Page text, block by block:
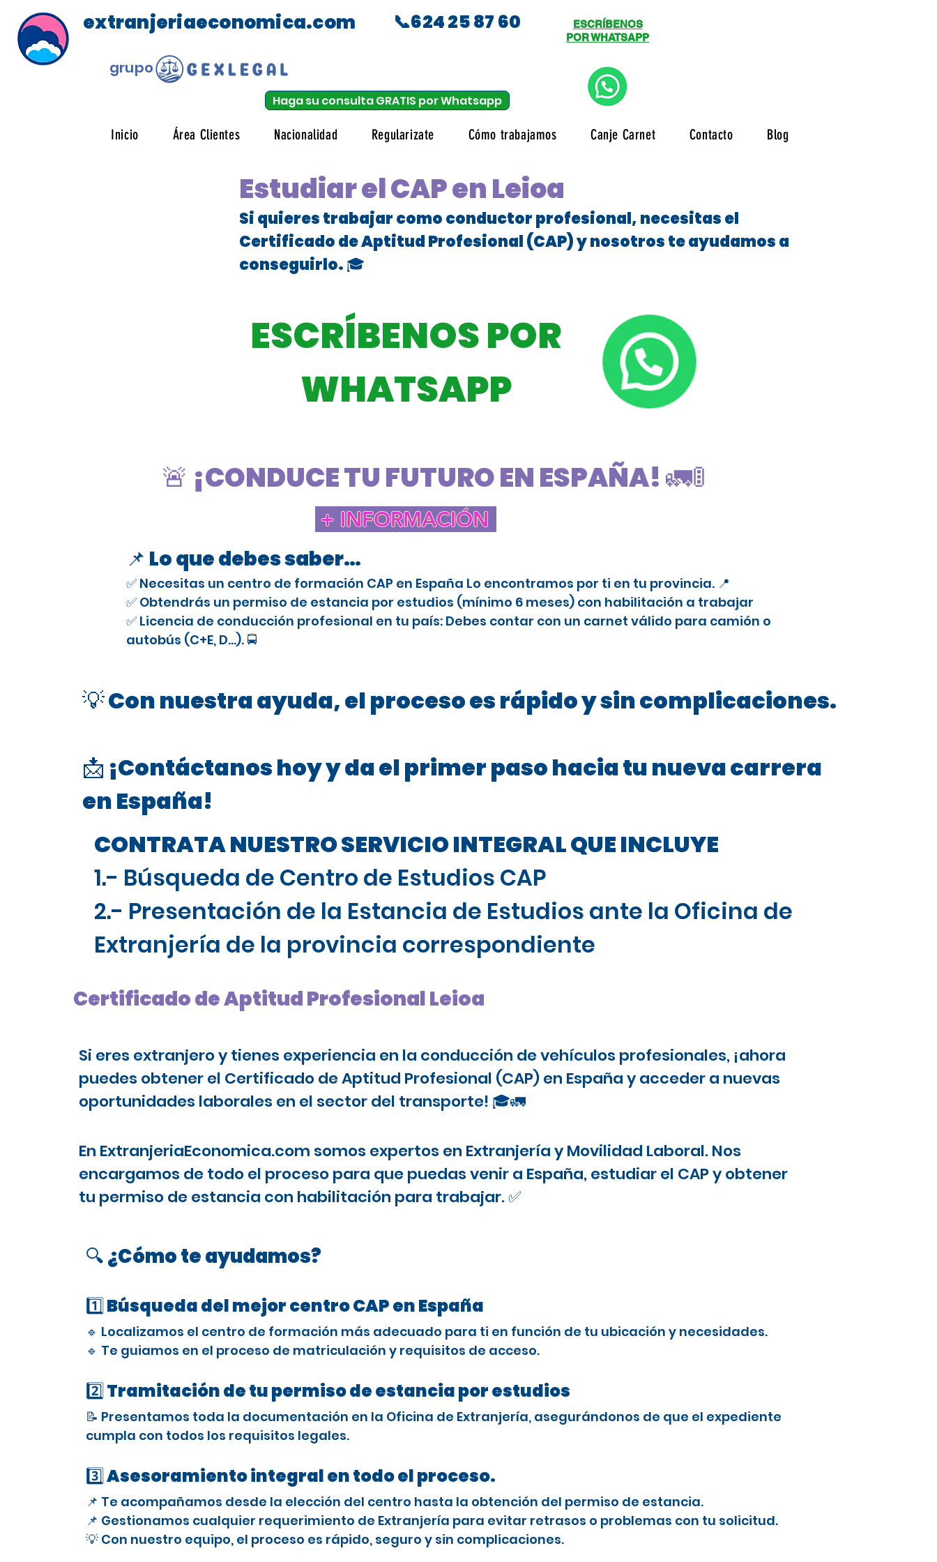
extranjeriaeconomica.com
grupo
📞624 25 87 60
Haga su consulta GRATIS por Whatsapp
ESCRÍBENOS
POR WHATSAPP
Inicio Área Clientes Nacionalidad Regularizate Cómo trabajamos Canje Carnet Contacto Blog
Estudiar el CAP en Leioa
Si quieres trabajar como conductor profesional, necesitas el
Certificado de Aptitud Profesional (CAP) y nosotros te ayudamos a
conseguirlo. 🎓
ESCRÍBENOS POR
WHATSAPP
🚨 ¡CONDUCE TU FUTURO EN ESPAÑA! 🚛🚦
+ INFORMACIÓN
📌 Lo que debes saber…
✅ Necesitas un centro de formación CAP en España Lo encontramos por ti en tu provincia. 📍
✅ Obtendrás un permiso de estancia por estudios (mínimo 6 meses) con habilitación a trabajar
✅ Licencia de conducción profesional en tu país: Debes contar con un carnet válido para camión o
autobús (C+E, D…). 🚍
💡 Con nuestra ayuda, el proceso es rápido y sin complicaciones.
📩 ¡Contáctanos hoy y da el primer paso hacia tu nueva carrera
en España!
CONTRATA NUESTRO SERVICIO INTEGRAL QUE INCLUYE
1.- Búsqueda de Centro de Estudios CAP
2.- Presentación de la Estancia de Estudios ante la Oficina de
Extranjería de la provincia correspondiente
Certificado de Aptitud Profesional Leioa
Si eres extranjero y tienes experiencia en la conducción de vehículos profesionales, ¡ahora
puedes obtener el Certificado de Aptitud Profesional (CAP) en España y acceder a nuevas
oportunidades laborales en el sector del transporte! 🎓🚛
En ExtranjeriaEconomica.com somos expertos en Extranjería y Movilidad Laboral. Nos
encargamos de todo el proceso para que puedas venir a España, estudiar el CAP y obtener
tu permiso de estancia con habilitación para trabajar. ✅
🔍 ¿Cómo te ayudamos?
1️⃣ Búsqueda del mejor centro CAP en España
🔹 Localizamos el centro de formación más adecuado para ti en función de tu ubicación y necesidades.
🔹 Te guiamos en el proceso de matriculación y requisitos de acceso.
2️⃣ Tramitación de tu permiso de estancia por estudios
📝 Presentamos toda la documentación en la Oficina de Extranjería, asegurándonos de que el expediente
cumpla con todos los requisitos legales.
3️⃣ Asesoramiento integral en todo el proceso.
📌 Te acompañamos desde la elección del centro hasta la obtención del permiso de estancia.
📌 Gestionamos cualquier requerimiento de Extranjería para evitar retrasos o problemas con tu solicitud.
💡 Con nuestro equipo, el proceso es rápido, seguro y sin complicaciones.